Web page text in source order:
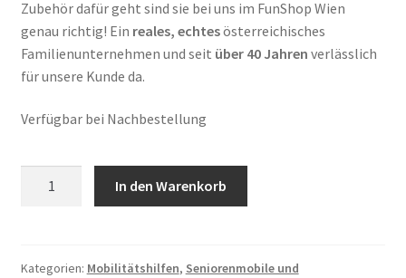
Zubehör dafür geht sind sie bei uns im FunShop Wien
genau richtig! Ein reales, echtesösterreichisches
Familienunternehmen und seit über 40 Jahren verlässlich
für unsere Kunde da.
Verfügbar bei Nachbestellung
Engel
In den Warenkorb
Kategorien: Mobilitätshilfen, Seniorenmobile und